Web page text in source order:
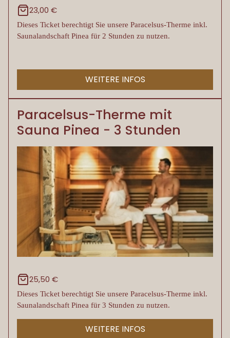
23,00 €
Dieses Ticket berechtigt Sie unsere Paracelsus-Therme inkl.
Saunalandschaft Pinea für 2 Stunden zu nutzen.
WEITERE INFOS
Paracelsus-Therme mit
Sauna Pinea - 3 Stunden
25,50 €
Dieses Ticket berechtigt Sie unsere Paracelsus-Therme inkl.
Saunalandschaft Pinea für 3 Stunden zu nutzen.
WEITERE INFOS